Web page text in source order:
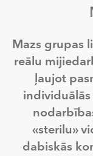
Mazs grupas
reālu
ļaujot
«sterilu»
dabiskās